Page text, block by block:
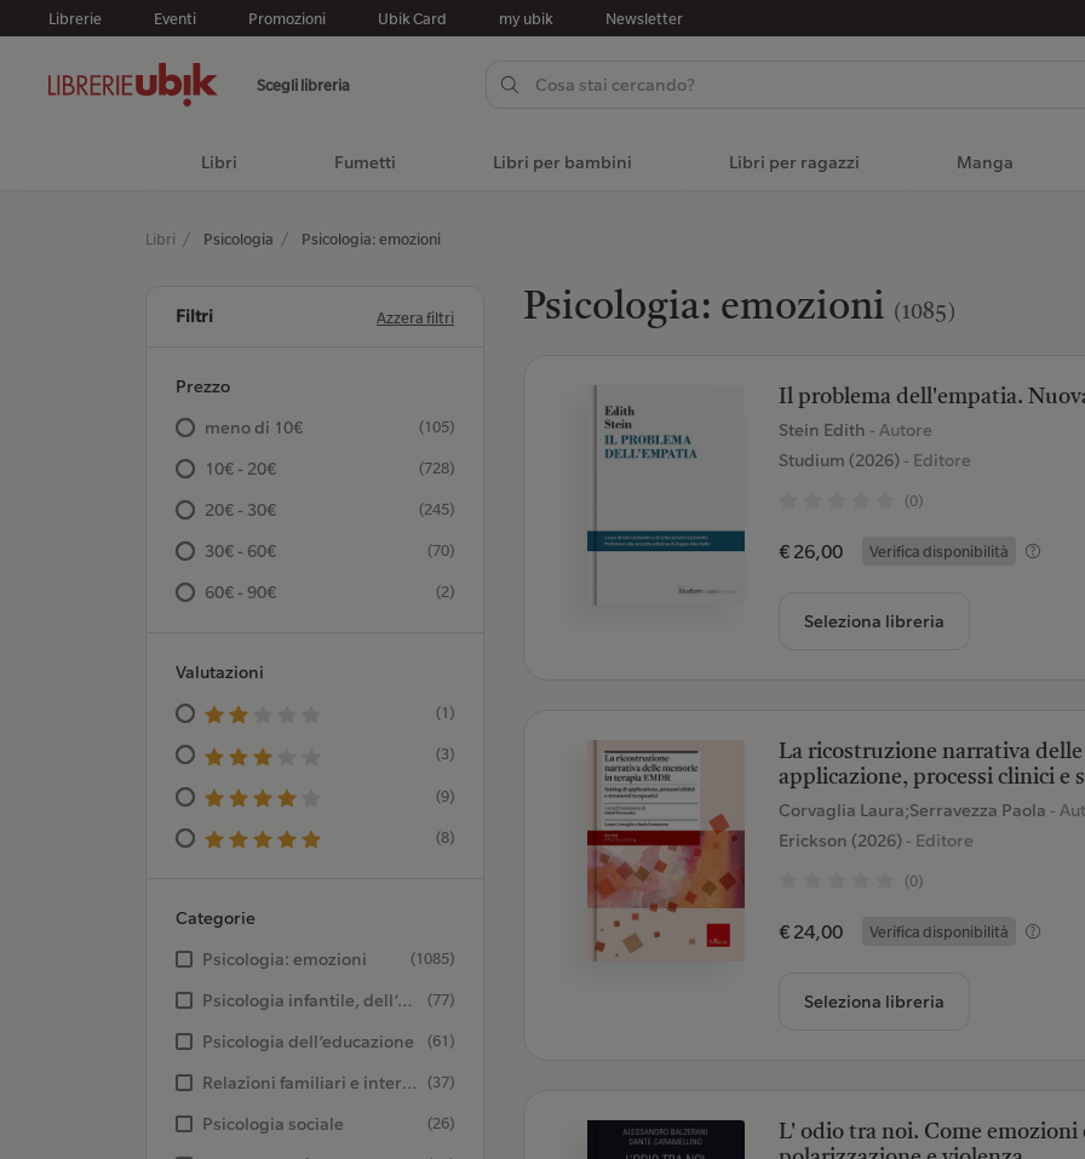
Librerie Eventi Promozioni Ubik Card my ubik Newsletter
Scegli libreria
Libri Fumetti Libri per bambini Libri per ragazzi Manga
Libri Psicologia Psicologia: emozioni
Filtri Azzera filtri
Prezzo
meno di 10€
(105)
10€ - 20€ (728)
20€ - 30€ (245)
30€ - 60€ (70)
60€ - 90€ (2)
Valutazioni
(1)
(3)
(9)
(8)
Categorie
Psicologia: emozioni
(1085)
Psicologia infantile, dell’età evolutiva e del ciclo di vita (77)
Psicologia dell’educazione (61)
Relazioni familiari e interpersonali (37)
Psicologia sociale (26)
Psicologia: emozioni (1085)
Il problema dell'empatia.
Stein Edith - Autore
Studium (2026)- Editore
(0)
€ 26,00 Verifica disponibilità
Seleziona libreria
La ricostruzione narrativa
applicazione, processi clinici
Corvaglia Laura;Serravezza Paola -
Erickson (2026)- Editore
(0)
€ 24,00 Verifica disponibilità
Seleziona libreria
L' odio tra noi. Come